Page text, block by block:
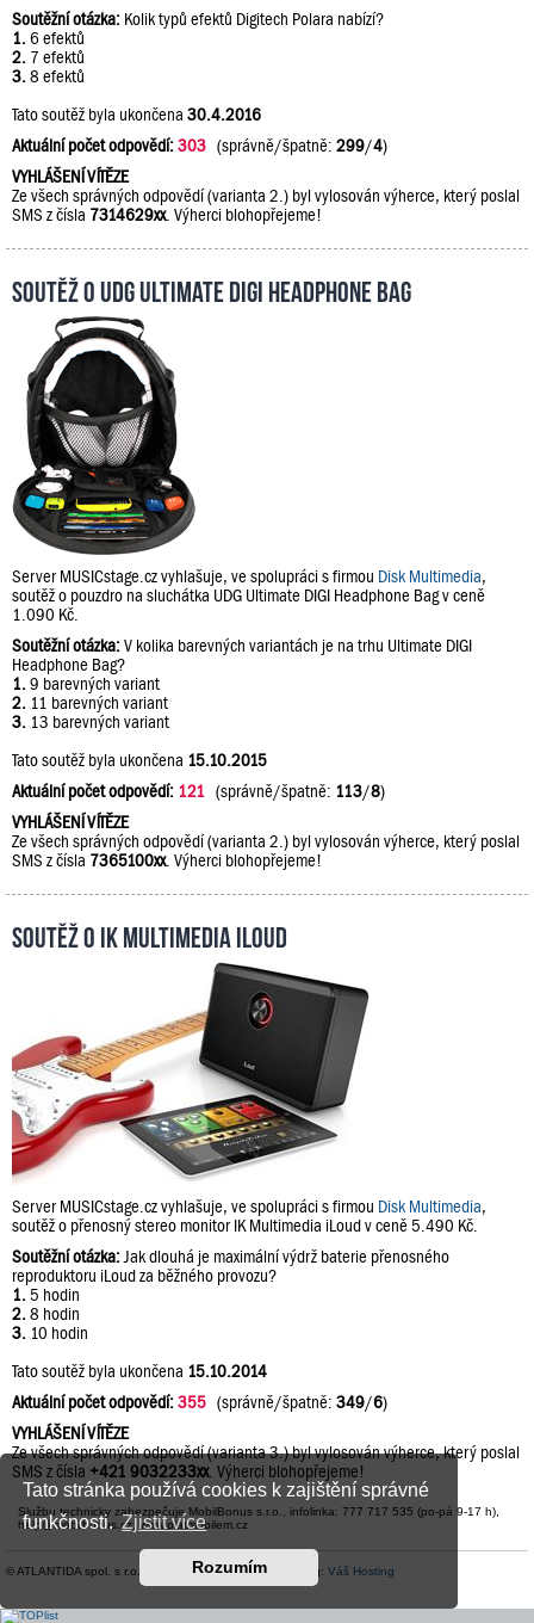
Tato stránka používá cookies k zajištění správné
funkčnosti.Zjistit více
Rozumím
Soutěžní otázka: Kolik typů efektů Digitech Polara nabízí?
1. 6 efektů
2. 7 efektů
3. 8 efektů
Tato soutěž byla ukončena 30.4.2016
Aktuální počet odpovědí:303 (správně/špatně: 299/4)
VYHLÁŠENÍ VÍTĚZE
Ze všech správných odpovědí (varianta 2.) byl vylosován výherce, který poslal
SMS z čísla 7314629xx. Výherci blohopřejeme!
Soutěž o UDG Ultimate DIGI Headphone Bag
Server MUSICstage.cz vyhlašuje, ve spolupráci s firmou Disk Multimedia,
soutěž o pouzdro na sluchátka UDG Ultimate DIGI Headphone Bag v ceně
1.090 Kč.
Soutěžní otázka:V kolika barevných variantách je na trhu Ultimate DIGI
Headphone Bag?
1. 9 barevných variant
2. 11 barevných variant
3. 13 barevných variant
Tato soutěž byla ukončena 15.10.2015
Aktuální počet odpovědí: 121 (správně/špatně: 113/8)
VYHLÁŠENÍ VÍTĚZE
Ze všech správných odpovědí (varianta 2.) byl vylosován výherce, který poslal
SMS z čísla 7365100xx. Výherci blohopřejeme!
Soutěž o IK Multimedia iLoud
Server MUSICstage.cz vyhlašuje, ve spolupráci s firmou Disk Multimedia,
soutěž o přenosný stereo monitor IK Multimedia iLoud v ceně 5.490 Kč.
Soutěžní otázka: Jak dlouhá je maximální výdrž baterie přenosného
reproduktoru iLoud za běžného provozu?
1. 5 hodin
2. 8 hodin
3. 10 hodin
Tato soutěž byla ukončena 15.10.2014
Aktuální počet odpovědí:355 (správně/špatně: 349/6)
VYHLÁŠENÍ VÍTĚZE
Ze všech správných odpovědí (varianta 3.) byl vylosován výherce, který poslal
SMS z čísla +421 9032233xx. Výherci blohopřejeme!
Službu technicky zabezpečuje MobilBonus s.r.o., infolinka: 777 717 535 (po-pá 9-17 h),
help@mobilbonus.cz, www.platmobilem.cz
© ATLANTIDA spol. s r.o. | Kontaktní údaje| Hosting: Váš Hosting